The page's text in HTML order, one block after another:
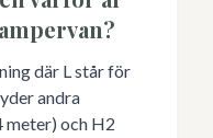
där L står för
andra
och H2